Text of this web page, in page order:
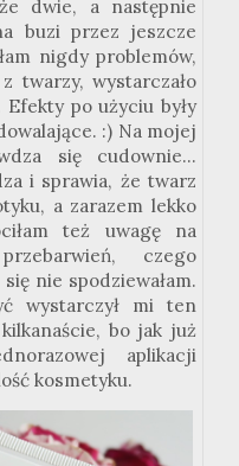
dwie, a następnie
buzi przez jeszcze
nigdy problemów,
twarzy, wystarczało
po użyciu były
:) Na mojej
się cudownie...
i sprawia, że twarz
a zarazem lekko
też uwagę na
czego
nie spodziewałam.
wystarczył mi ten
bo jak już
aplikacji
kosmetyku.